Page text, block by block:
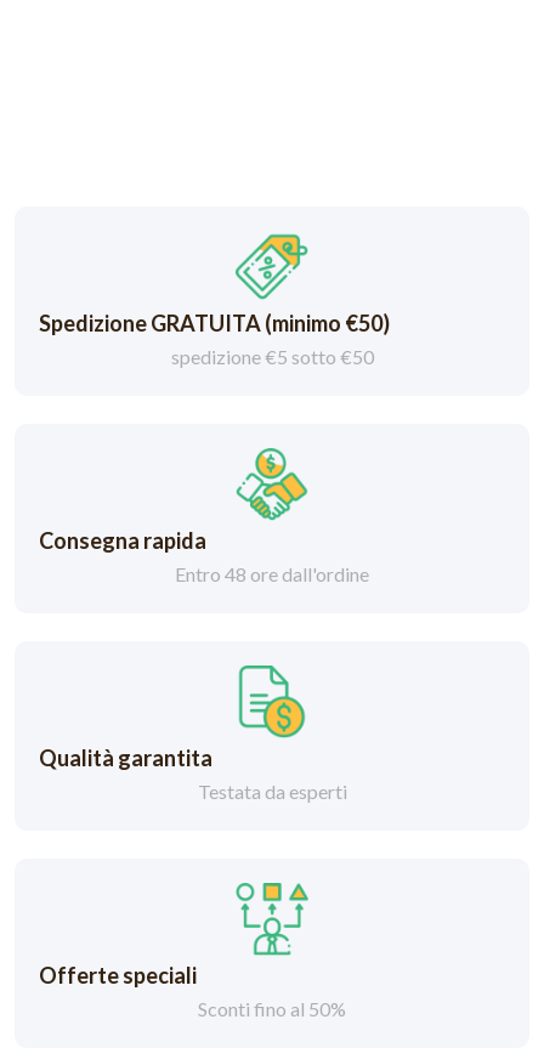
Spedizione GRATUITA (minimo €50)
spedizione €5 sotto €50
Consegna rapida
Entro 48 ore dall'ordine
Qualità garantita
Testata da esperti
Offerte speciali
Sconti fino al 50%